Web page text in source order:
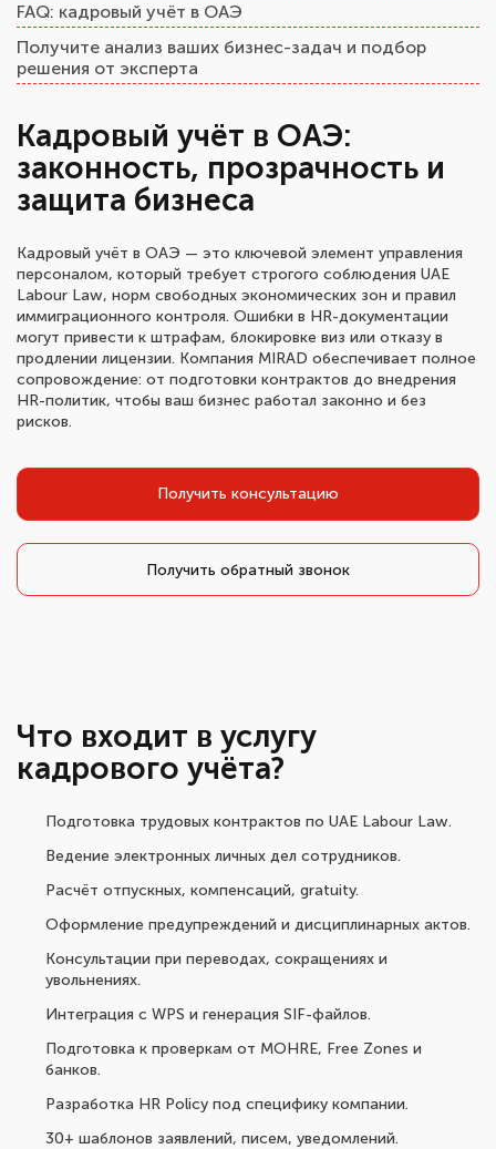
Кадровый учёт в ОАЭ:
законность, прозрачность и
защита бизнеса
Кадровый учёт в ОАЭ — это ключевой элемент управления
персоналом, который требует строгого соблюдения UAE
Labour Law, норм свободных экономических зон и правил
иммиграционного контроля. Ошибки в HR-документации
могут привести к штрафам, блокировке виз или отказу в
продлении лицензии. Компания MIRAD обеспечивает полное
сопровождение: от подготовки контрактов до внедрения
HR-политик, чтобы ваш бизнес работал законно и без
рисков.
Получить консультацию
Получить обратный звонок
Что входит в услугу
кадрового учёта?
Подготовка трудовых контрактов по UAE Labour Law.
Ведение электронных личных дел сотрудников.
Расчёт отпускных, компенсаций, gratuity.
Оформление предупреждений и дисциплинарных актов.
Консультации при переводах, сокращениях и
увольнениях.
Интеграция с WPS и генерация SIF-файлов.
Подготовка к проверкам от MOHRE, Free Zones и
банков.
Разработка HR Policy под специфику компании.
30+ шаблонов заявлений, писем, уведомлений.
FAQ: кадровый учёт в ОАЭ
Получите анализ ваших бизнес-задач и подбор
решения от эксперта